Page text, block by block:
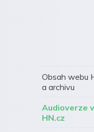
Obsah webu
a archivu
Audioverze
HN.cz